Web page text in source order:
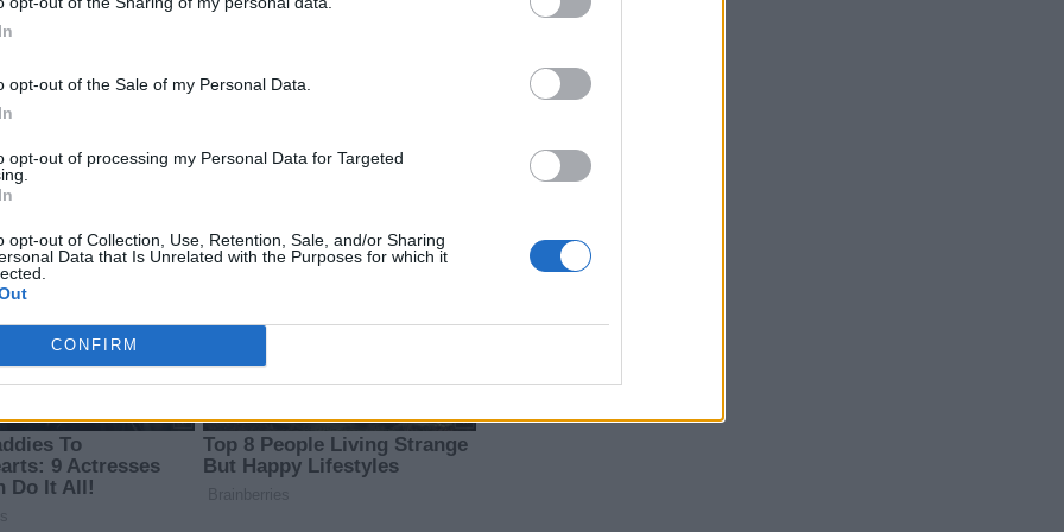
opt-out of the Sale of my Personal Data.
opt-out of processing my Personal Data for Targeted
opt-out of Collection, Use, Retention, Sale, and/or Sharing
Data that Is Unrelated with the Purposes for which it
CONFIRM
Αμπελόκηπους-
συναυτουργία και απείθεια
Δικογραφία και πρόστιμα